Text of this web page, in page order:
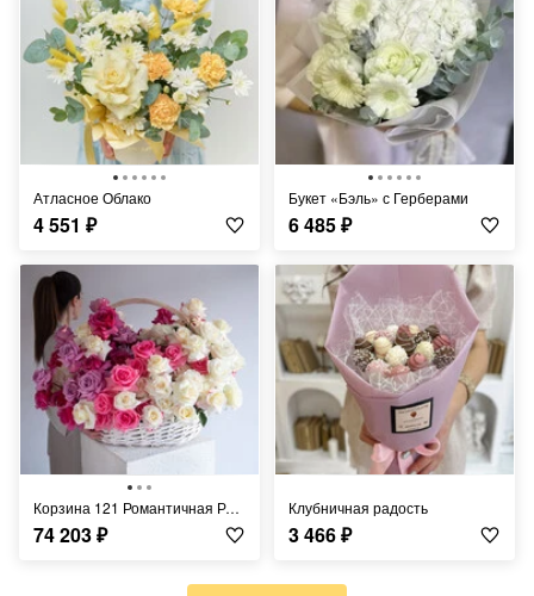
Атласное Облако
4 551 ₽
Букет «Бэль» с Герберами
6 485₽
Корзина 121 Романтичная Роза
74 203₽
Клубничная радость
3 466₽